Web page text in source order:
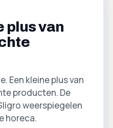
plus van
Een kleine plus van
producten. De
weerspiegelen
horeca.